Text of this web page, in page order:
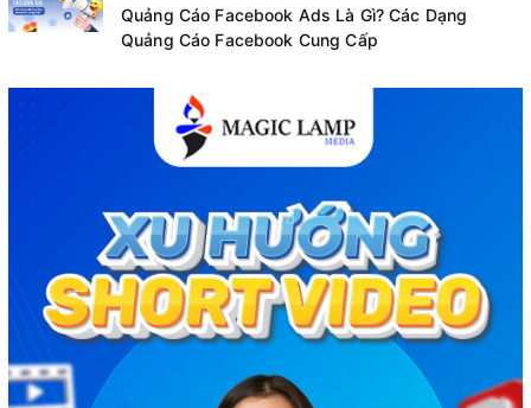
Quảng Cáo Facebook Ads Là Gì? Các Dạng
Quảng Cáo Facebook Cung Cấp